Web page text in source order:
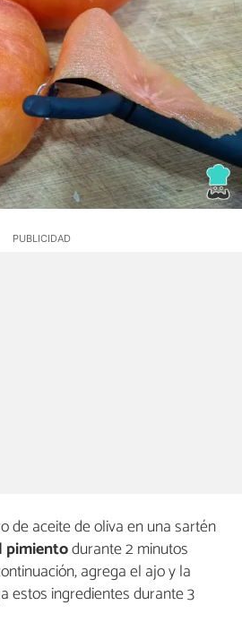
de aceite de oliva en una sartén
pimientodurante 2 minutos
agrega el ajo y la
estos ingredientes durante 3